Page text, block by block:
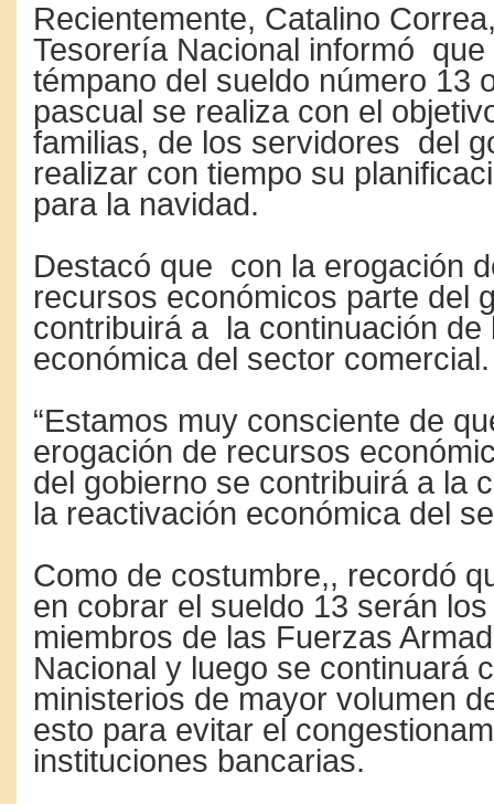
Recientemente, Catalino
Tesorería Nacional informó que
témpano del sueldo número 13
pascual se realiza con el
familias, de los servidores del
realizar con tiempo su
para la navidad.
Destacó que con la erogación
recursos económicos parte del
contribuirá a la continuación de
económica del sector comercial.
“Estamos muy consciente de
erogación de recursos
del gobierno se contribuirá a la
la reactivación económica del
Como de costumbre,, recordó
en cobrar el sueldo 13 serán
miembros de las Fuerzas
Nacional y luego se continuará
ministerios de mayor volumen
esto para evitar el
instituciones bancarias.